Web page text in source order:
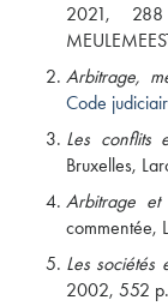
2021,
Arbitrage,
Code
Les conflits
Bruxelles,
Arbitrage et
commentée,
Les sociétés
2002, 552 p.